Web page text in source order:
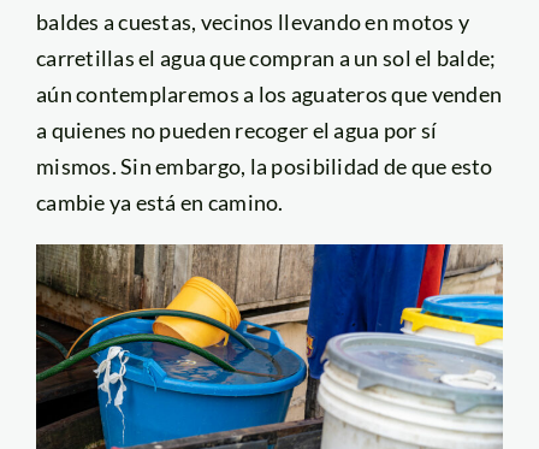
baldes a cuestas, vecinos llevando en motos y
carretillas el agua que compran a un sol el balde;
aún contemplaremos a los aguateros que venden
a quienes no pueden recoger el agua por sí
mismos. Sin embargo, la posibilidad de que esto
cambie ya está en camino.